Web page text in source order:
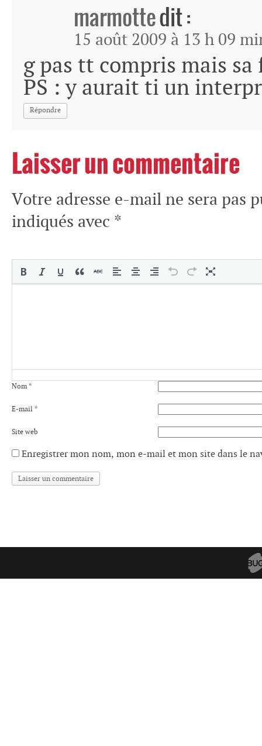
marmottedit :
15 août 2009 à 13 h 09
g pas tt compris mais
PS : y aurait ti un
Répondre
Laisser un commentaire
Votre adresse e-mail ne sera pas
indiqués avec *
Nom*
E-mail *
Site web
Enregistrer mon nom, mon e-mail et mon site dans le